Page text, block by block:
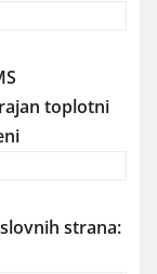
toplotni
strana: